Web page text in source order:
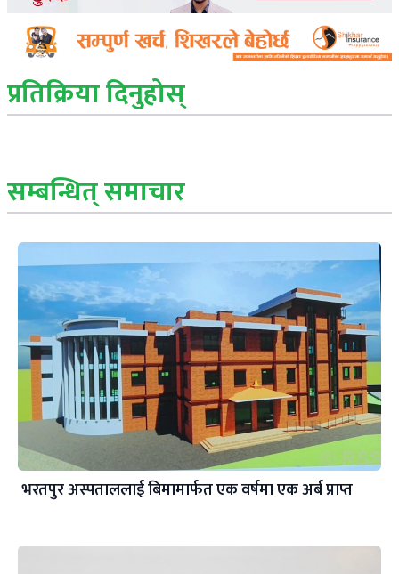
प्रतिक्रिया दिनुहोस्
सम्बन्धित् समाचार
भरतपुर अस्पताललाई बिमामार्फत एक वर्षमा एक अर्ब प्राप्त